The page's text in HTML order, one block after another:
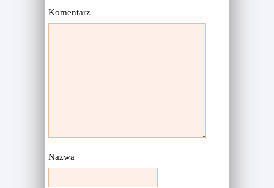
Komentarz
Nazwa